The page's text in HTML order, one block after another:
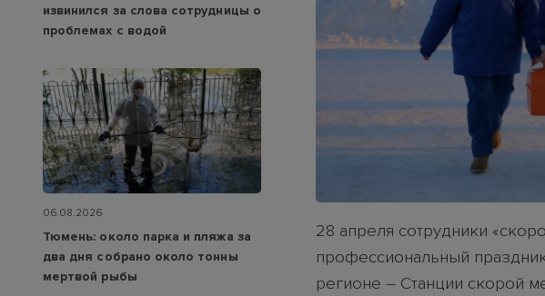
28 апреля сотрудники
профессиональный
регионе – Станции скорой
извинился за слова сотрудницы о
проблемах с водой
06.08.2026
Тюмень: около парка и пляжа за
два дня собрано около тонны
мертвой рыбы